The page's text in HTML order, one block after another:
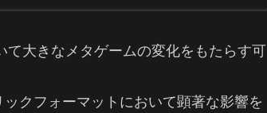
大きなメタゲームの変化をもたらす可
クフォーマットにおいて顕著な影響を